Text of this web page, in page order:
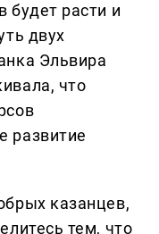
будет расти и
двух
Эльвира
что
развитие
казанцев,
тем, что